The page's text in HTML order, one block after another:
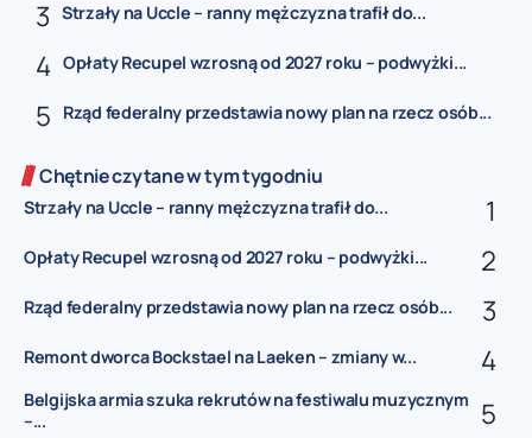
Strzały na Uccle – ranny mężczyzna trafił do...
Opłaty Recupel wzrosną od 2027 roku – podwyżki...
Rząd federalny przedstawia nowy plan na rzecz osób...
Chętnie czytane w tym tygodniu
Strzały na Uccle – ranny mężczyzna trafił do...
Opłaty Recupel wzrosną od 2027 roku – podwyżki...
Rząd federalny przedstawia nowy plan na rzecz osób...
Remont dworca Bockstael na Laeken – zmiany w...
Belgijska armia szuka rekrutów na festiwalu muzycznym
–...